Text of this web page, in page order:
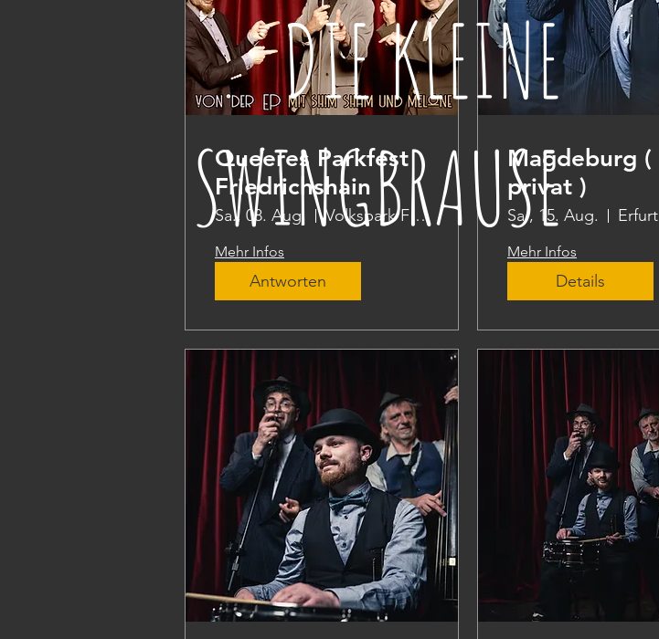
Queeres Parkfest
Friedrichshain
Sa., 08. Aug. Volkspark Friedrichshain
Mehr Infos
Antworten
Magdeburg (
privat )
Sa., 15. Aug. Erfurt
Mehr Infos
Details
DIE KLEINE
SWINGBRAUSE